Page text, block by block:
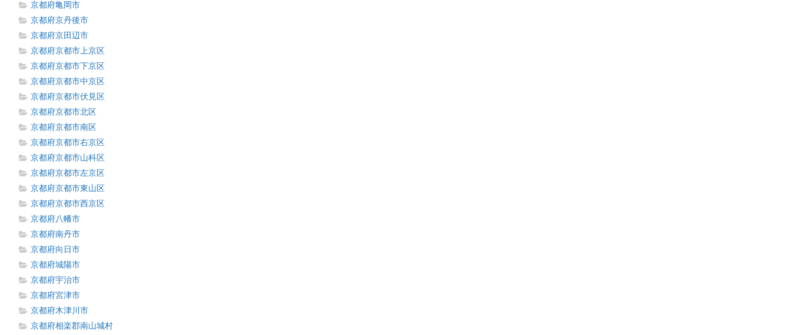
京都府亀岡市
京都府京丹後市
京都府京田辺市
京都府京都市上京区
京都府京都市下京区
京都府京都市中京区
京都府京都市伏見区
京都府京都市北区
京都府京都市南区
京都府京都市右京区
京都府京都市山科区
京都府京都市左京区
京都府京都市東山区
京都府京都市西京区
京都府八幡市
京都府南丹市
京都府向日市
京都府城陽市
京都府宇治市
京都府宮津市
京都府木津川市
京都府相楽郡南山城村